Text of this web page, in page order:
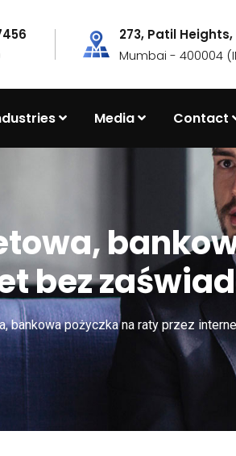
273, Patil
Mumbai - 400004
Media Contact
bez
bankowa pożyczka na raty przez